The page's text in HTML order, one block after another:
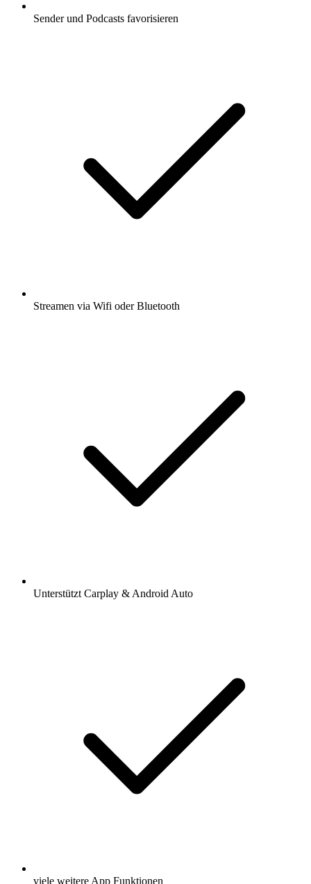
Sender und Podcasts favorisieren
Streamen via Wifi oder Bluetooth
Unterstützt Carplay & Android Auto
viele weitere App Funktionen